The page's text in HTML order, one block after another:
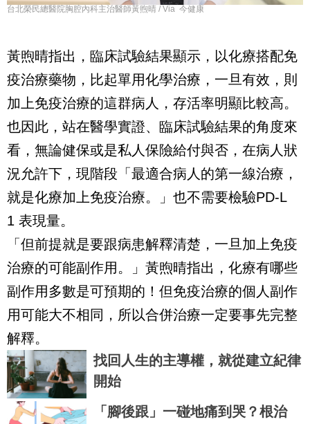
台北榮民總醫院胸腔內科主治醫師黃煦晴 / Via 今健康
黃煦晴指出，臨床試驗結果顯示，以化療搭配免
疫治療藥物，比起單用化學治療，一旦有效，則
加上免疫治療的這群病人，存活率明顯比較高。
也因此，站在醫學實證、臨床試驗結果的角度來
看，無論健保或是私人保險給付與否，在病人狀
況允許下，現階段「最適合病人的第一線治療，
就是化療加上免疫治療。」也不需要檢驗PD-L
1 表現量。
「但前提就是要跟病患解釋清楚，一旦加上免疫
治療的可能副作用。」黃煦晴指出，化療有哪些
副作用多數是可預期的！但免疫治療的個人副作
用可能大不相同，所以合併治療一定要事先完整
解釋。
找回人生的主導權，就從建立紀律
開始
「腳後跟」一碰地痛到哭？根治